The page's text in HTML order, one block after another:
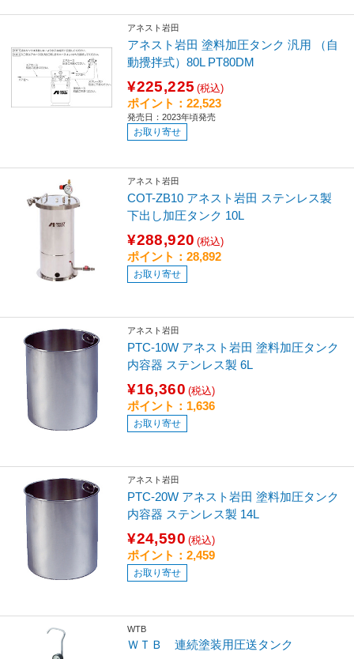
アネスト岩田
アネスト岩田 塗料加圧タンク 汎用 （自
動攪拌式）80L PT80DM
¥225,225 (税込)
ポイント：22,523
発売日：2023年頃発売
お取り寄せ
アネスト岩田
COT-ZB10 アネスト岩田 ステンレス製
下出し加圧タンク 10L
¥288,920 (税込)
ポイント：28,892
お取り寄せ
アネスト岩田
PTC-10W アネスト岩田 塗料加圧タンク
内容器 ステンレス製 6L
¥16,360 (税込)
ポイント：1,636
お取り寄せ
アネスト岩田
PTC-20W アネスト岩田 塗料加圧タンク
内容器 ステンレス製 14L
¥24,590 (税込)
ポイント：2,459
お取り寄せ
WTB
ＷＴＢ 連続塗装用圧送タンク